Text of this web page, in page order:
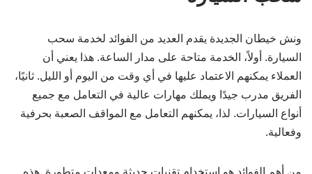
ونش خيطان الجديدة يقدم العديد من الفوائد لخدمة سحب
السيارة. أولاً، الخدمة متاحة على مدار الساعة. هذا يعني أن
العملاء يمكنهم الاعتماد عليها في أي وقت من اليوم أو الليل. ثانيًا،
الفريق مدرب جيدًا ويملك مهارات عالية في التعامل مع جميع
أنواع السيارات. لذا، يمكنهم التعامل مع المواقف الصعبة بحرفية
وفعالية.